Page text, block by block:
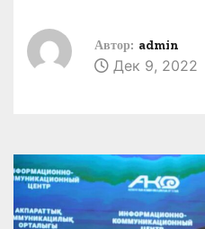
Автор: admin
Дек 9, 2022